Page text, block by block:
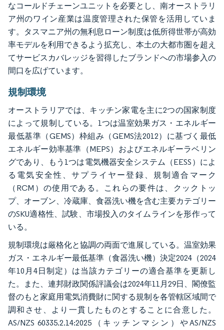
なコールドチェーンユニットを必要とし、南オーストラリ
ア州のワイン産業は温度管理された保管を活用していま
す。タスマニア州の無利息ローン制度は低所得世帯が高効
率モデルを利用できるよう拡充し、本土の大都市圏を超え
てサービスカバレッジを習得したブランドへの市場参入の
間口を広げています。
規制環境
オーストラリアでは、キッチン家電を主に2つの国家制度
によって規制している。1つは温室効果ガス・エネルギー
最低基準（GEMS）枠組み（GEMS法2012）に基づく最低
エネルギー効率基準（MEPS）およびエネルギーラベリン
グであり、もう1つは電気機器安全システム（EESS）によ
る電気安全性、サプライヤー登録、規制適合マーク
（RCM）の使用である。これらの要件は、クックトッ
プ、オーブン、冷蔵庫、食器洗い機を含む主要カテゴリー
のSKU適格性、試験、市場投入のタイムラインを形作って
いる。
規制環境は厳格化と協調の両面で進展している。温室効果
ガス・エネルギー最低基準（食器洗い機）決定2024（2024
年10月4日制定）は当該カテゴリーの適合基準を更新し
た。また、連邦財政関係評議会は2024年11月29日、閣僚監
督のもと家庭用電気消費財に関する規制を各管轄区域間で
調和させ、より一貫したものとすることに合意した。
AS/NZS 60335.2.14:2025（キッチンマシン）やAS/NZS